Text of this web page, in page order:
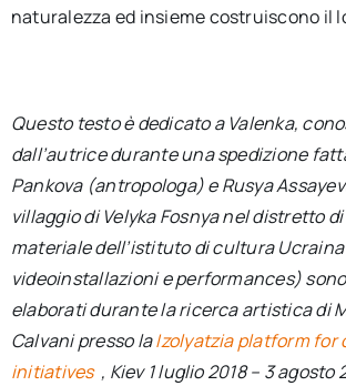
naturalezza ed insieme costruiscono il
Questo testo è dedicato a Valenka,
dall’autrice durante una spedizione
Pankova (antropologa) e Rusya
villaggio di Velyka Fosnya nel distretto
materiale dell’istituto di cultura
videoinstallazioni e performances)
elaborati durante la ricerca artistica di
Calvani presso laIzolyatzia platform for
initiatives , Kiev 1 luglio 2018 – 3 agosto